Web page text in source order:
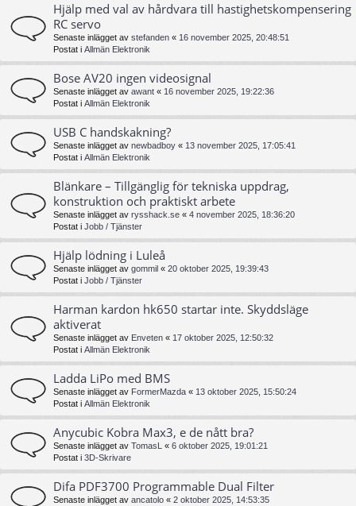
Hjälp med val av hårdvara till hastighetskompensering
RC servo
Senaste inlägget av stefanden « 16 november 2025, 20:48:51
Postat i Allmän Elektronik
Bose AV20 ingen videosignal
Senaste inlägget av awant « 16 november 2025, 19:22:36
Postat i Allmän Elektronik
USB C handskakning?
Senaste inlägget av newbadboy « 13 november 2025, 17:05:41
Postat i Allmän Elektronik
Blänkare – Tillgänglig för tekniska uppdrag,
konstruktion och praktiskt arbete
Senaste inlägget av rysshack.se « 4 november 2025, 18:36:20
Postat i Jobb / Tjänster
Hjälp lödning i Luleå
Senaste inlägget av gommil « 20 oktober 2025, 19:39:43
Postat i Jobb / Tjänster
Harman kardon hk650 startar inte. Skyddsläge
aktiverat
Senaste inlägget av Enveten « 17 oktober 2025, 12:50:32
Postat i Allmän Elektronik
Ladda LiPo med BMS
Senaste inlägget av FormerMazda « 13 oktober 2025, 15:50:24
Postat i Allmän Elektronik
Anycubic Kobra Max3, e de nått bra?
Senaste inlägget av TomasL « 6 oktober 2025, 19:01:21
Postat i 3D-Skrivare
Difa PDF3700 Programmable Dual Filter
Senaste inlägget av ancatolo « 2 oktober 2025, 14:53:35